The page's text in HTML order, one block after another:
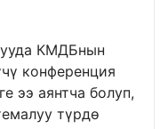
КМДБнын
конференция
ээ аянтча болуп,
түрдө